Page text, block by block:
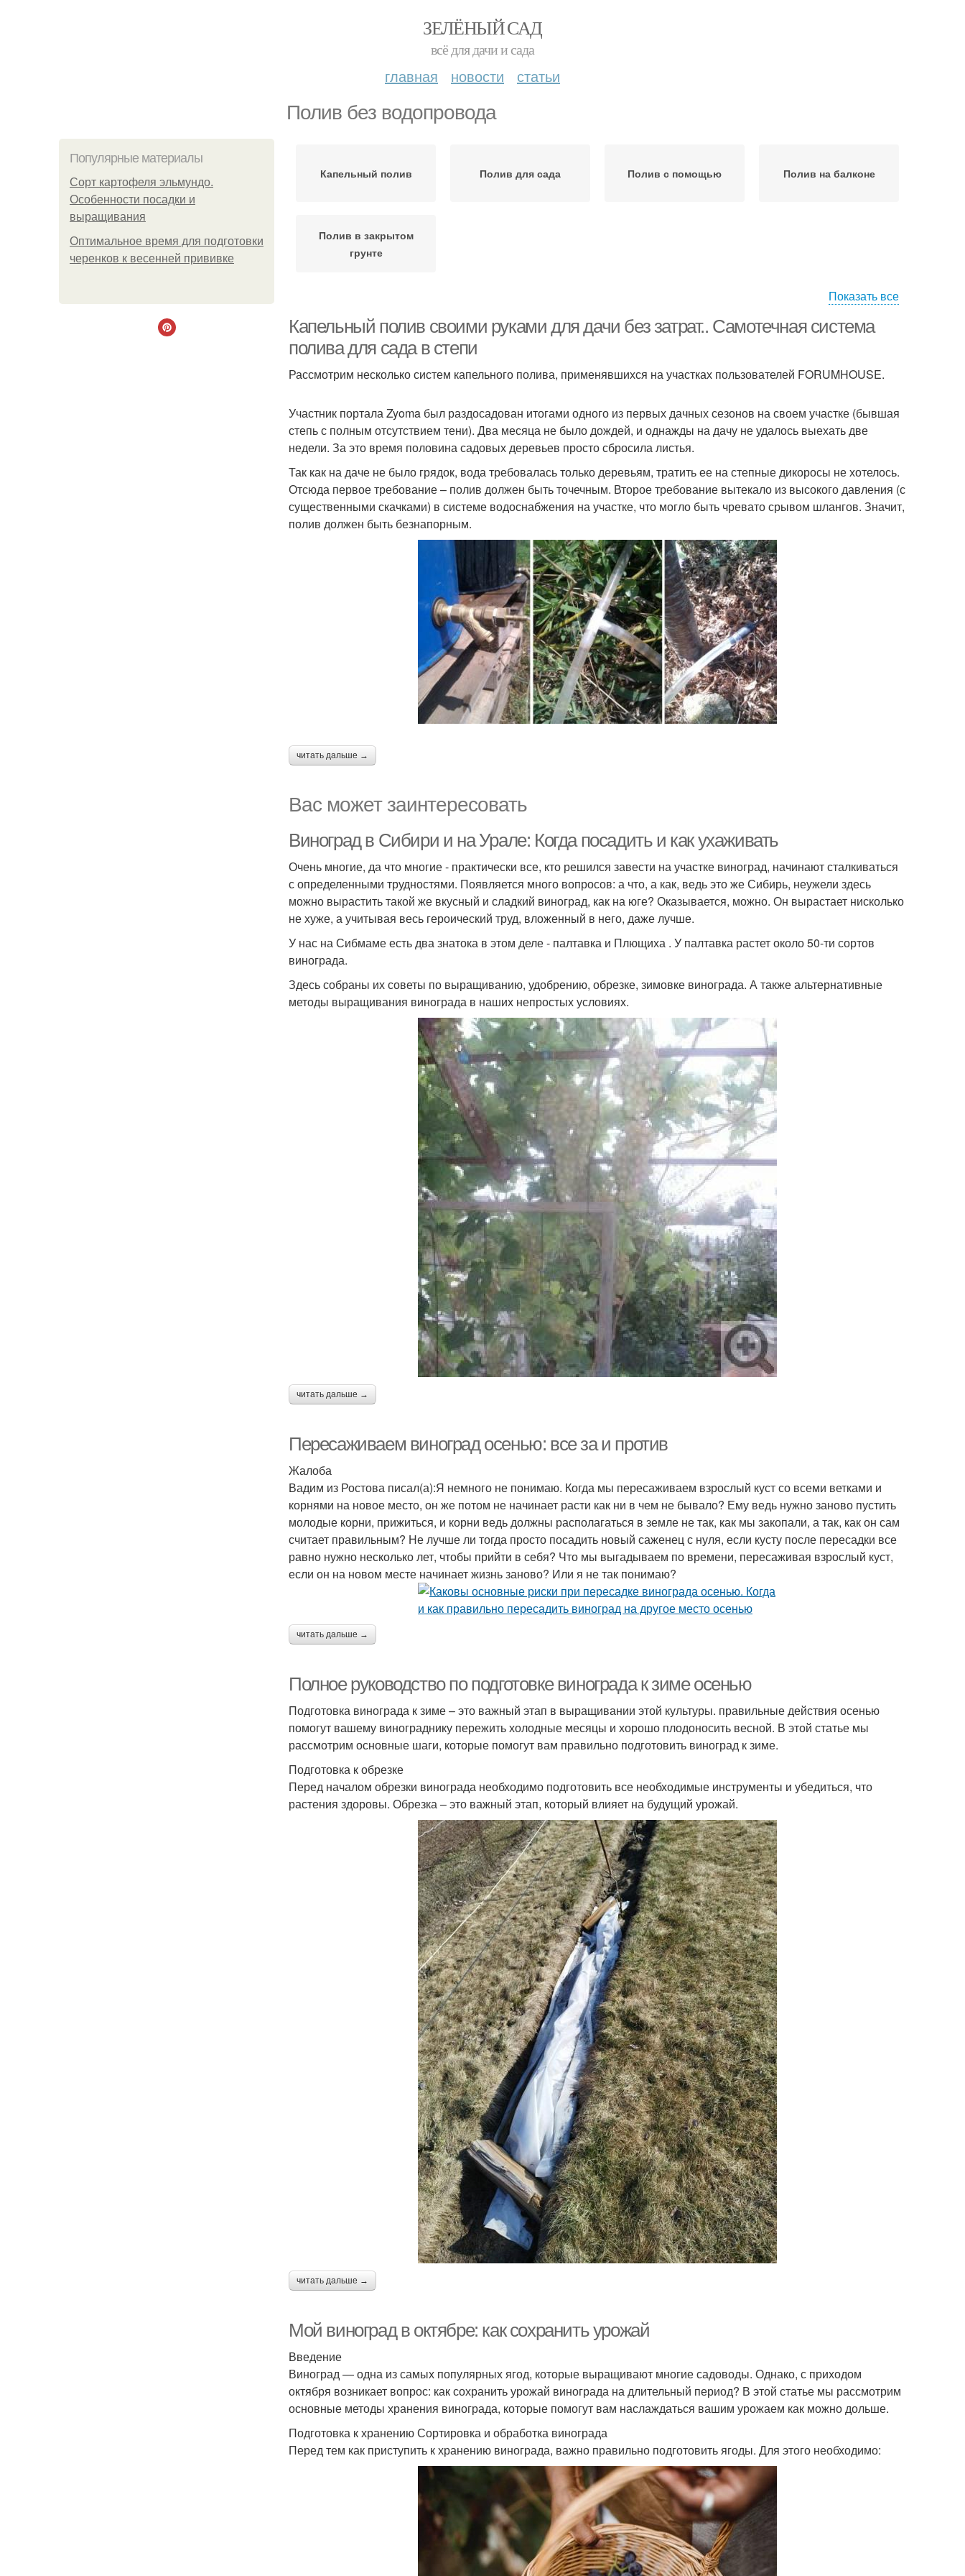
ЗЕЛЁНЫЙ САД
всё для дачи и сада
главная новости статьи
Полив без водопровода
Популярные материалы
Сорт картофеля эльмундо.
Особенности посадки и
выращивания
Оптимальное время для подготовки
черенков к весенней прививке
Капельный полив Полив для сада Полив с помощью Полив на балконе
Полив в закрытом
грунте
Показать все
Капельный полив своими руками для дачи без затрат.. Самотечная система
полива для сада в степи
Рассмотрим несколько систем капельного полива, применявшихся на участках пользователей FORUMHOUSE.
Участник портала Zyoma был раздосадован итогами одного из первых дачных сезонов на своем участке (бывшая
степь с полным отсутствием тени). Два месяца не было дождей, и однажды на дачу не удалось выехать две
недели. За это время половина садовых деревьев просто сбросила листья.
Так как на даче не было грядок, вода требовалась только деревьям, тратить ее на степные дикоросы не хотелось.
Отсюда первое требование – полив должен быть точечным. Второе требование вытекало из высокого давления (с
существенными скачками) в системе водоснабжения на участке, что могло быть чревато срывом шлангов. Значит,
полив должен быть безнапорным.
читать дальше →
Вас может заинтересовать
Виноград в Сибири и на Урале: Когда посадить и как ухаживать
Очень многие, да что многие - практически все, кто решился завести на участке виноград, начинают сталкиваться
с определенными трудностями. Появляется много вопросов: а что, а как, ведь это же Сибирь, неужели здесь
можно вырастить такой же вкусный и сладкий виноград, как на юге? Оказывается, можно. Он вырастает нисколько
не хуже, а учитывая весь героический труд, вложенный в него, даже лучше.
У нас на Сибмаме есть два знатока в этом деле - палтавка и Плющиха . У палтавка растет около 50-ти сортов
винограда.
Здесь собраны их советы по выращиванию, удобрению, обрезке, зимовке винограда. А также альтернативные
методы выращивания винограда в наших непростых условиях.
читать дальше →
Пересаживаем виноград осенью: все за и против
Жалоба
Вадим из Ростова писал(а):Я немного не понимаю. Когда мы пересаживаем взрослый куст со всеми ветками и
корнями на новое место, он же потом не начинает расти как ни в чем не бывало? Ему ведь нужно заново пустить
молодые корни, прижиться, и корни ведь должны располагаться в земле не так, как мы закопали, а так, как он сам
считает правильным? Не лучше ли тогда просто посадить новый саженец с нуля, если кусту после пересадки все
равно нужно несколько лет, чтобы прийти в себя? Что мы выгадываем по времени, пересаживая взрослый куст,
если он на новом месте начинает жизнь заново? Или я не так понимаю?
читать дальше →
Полное руководство по подготовке винограда к зиме осенью
Подготовка винограда к зиме – это важный этап в выращивании этой культуры. правильные действия осенью
помогут вашему винограднику пережить холодные месяцы и хорошо плодоносить весной. В этой статье мы
рассмотрим основные шаги, которые помогут вам правильно подготовить виноград к зиме.
Подготовка к обрезке
Перед началом обрезки винограда необходимо подготовить все необходимые инструменты и убедиться, что
растения здоровы. Обрезка – это важный этап, который влияет на будущий урожай.
читать дальше →
Мой виноград в октябре: как сохранить урожай
Введение
Виноград — одна из самых популярных ягод, которые выращивают многие садоводы. Однако, с приходом
октября возникает вопрос: как сохранить урожай винограда на длительный период? В этой статье мы рассмотрим
основные методы хранения винограда, которые помогут вам наслаждаться вашим урожаем как можно дольше.
Подготовка к хранению Сортировка и обработка винограда
Перед тем как приступить к хранению винограда, важно правильно подготовить ягоды. Для этого необходимо: